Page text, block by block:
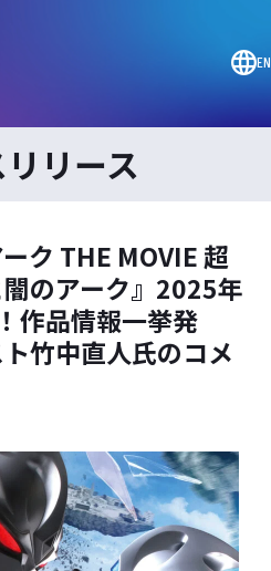
EN
リース
ク THE MOVIE 超
のアーク』2025年
作品情報一挙発
竹中直人氏のコメ